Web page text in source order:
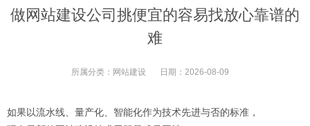
做网站建设公司挑便宜的容易找放心靠谱的
难
所属分类： 网站建设 日期： 2026-08-09
如果以流水线、量产化、智能化作为技术先进与否的标准，